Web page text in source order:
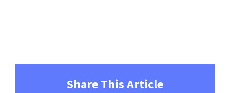
Share This Article